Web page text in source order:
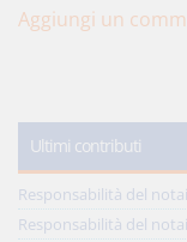
Aggiungi un
Ultimi contributi
Responsabilità del
Responsabilità del